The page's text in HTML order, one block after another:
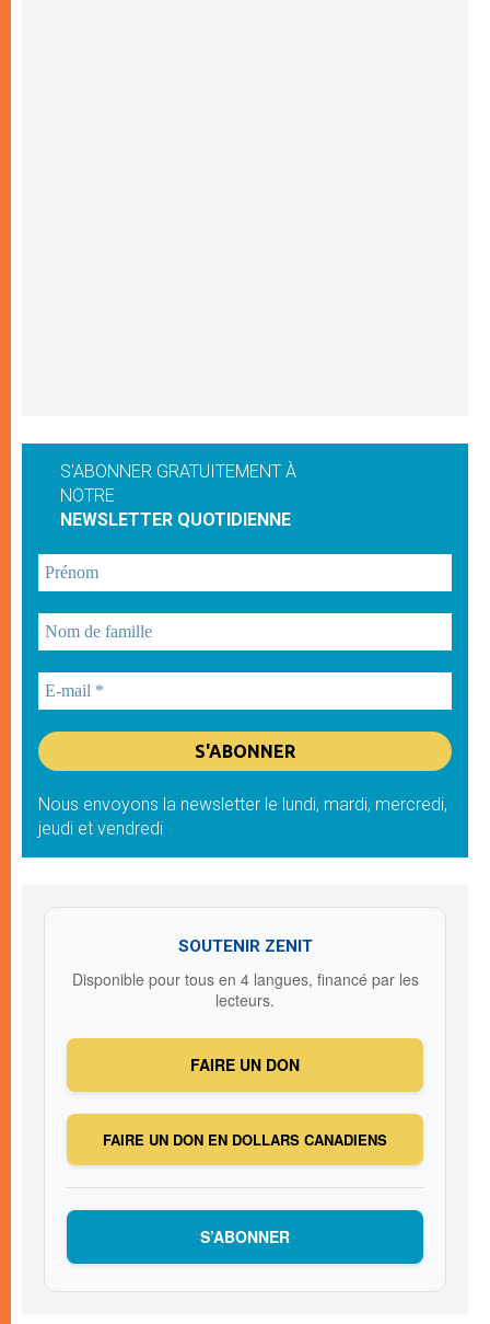
S'ABONNER GRATUITEMENT À
NOTRE
NEWSLETTER QUOTIDIENNE
Nous envoyons la newsletter le lundi, mardi, mercredi,
jeudi et vendredi
SOUTENIR ZENIT
Disponible pour tous en 4 langues, financé par les
lecteurs.
FAIRE UN DON
FAIRE UN DON EN DOLLARS CANADIENS
S’ABONNER